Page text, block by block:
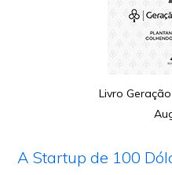
Livro
A Startup de 100